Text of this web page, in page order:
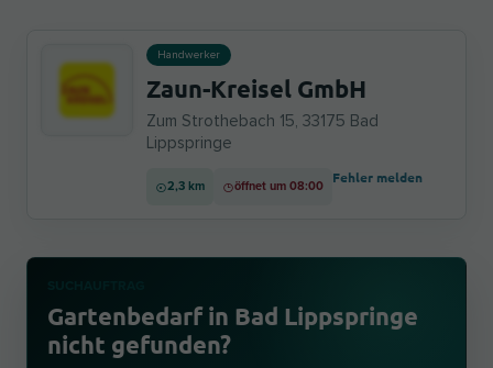
Handwerker
Zaun-Kreisel GmbH
Zum Strothebach 15, 33175 Bad
Lippspringe
2,3 km öffnet um 08:00
Fehler melden
Gartenbedarf in Bad Lippspringe
nicht gefunden?